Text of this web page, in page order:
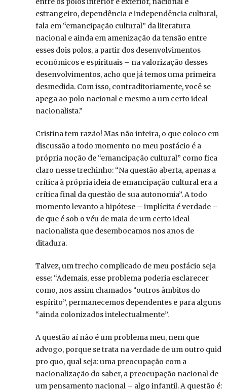
estrangeiro, dependência e independência cultural,
fala em “emancipação cultural” da literatura
nacional e ainda em amenização da tensão entre
esses dois polos, a partir dos desenvolvimentos
econômicos e espirituais – na valorização desses
desenvolvimentos, acho que já temos uma primeira
desmedida. Com isso, contraditoriamente, você se
apega ao polo nacional e mesmo a um certo ideal
nacionalista.”
Cristina tem razão! Mas não inteira, o que coloco em
discussão a todo momento no meu posfácio é a
própria noção de “emancipação cultural” como fica
claro nesse trechinho: “Na questão aberta, apenas a
crítica à própria ideia de emancipação cultural era a
crítica final da questão de sua autonomia”. A todo
momento levanto a hipótese – implícita é verdade –
de que é sob o véu de maia de um certo ideal
nacionalista que desembocamos nos anos de
ditadura.
Talvez, um trecho complicado de meu posfácio seja
esse: “Ademais, esse problema poderia esclarecer
como, nos assim chamados “outros âmbitos do
espírito”, permanecemos dependentes e para alguns
“ainda colonizados intelectualmente”.
A questão aí não é um problema meu, nem que
advogo, porque se trata na verdade de um outro quid
pro quo, qual seja: uma preocupação com a
nacionalização do saber, a preocupação nacional de
um pensamento nacional – algo infantil. A questão é: